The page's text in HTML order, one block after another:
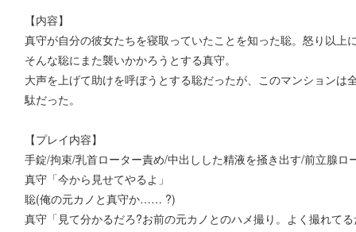
【内容】
真守が自分の彼女たちを寝取っていたことを知った聡。怒り以上
そんな聡にまた襲いかかろうとする真守。
大声を上げて助けを呼ぼうとする聡だったが、このマンション
駄だった。
【プレイ内容】
手錠/拘束/乳首ローター責め/中出しした精液を掻き出す/前立腺ロ
真守「今から見せてやるよ」
聡(俺の元カノと真守か…… ?)
真守「見て分かるだろ?お前の元カノとのハメ撮り。よく撮れて